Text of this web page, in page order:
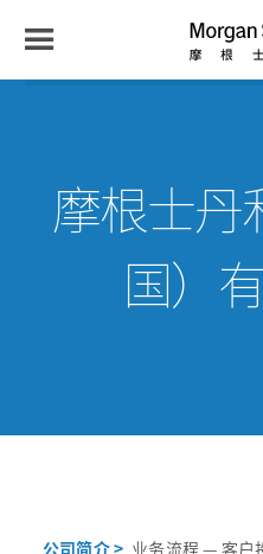
摩根士丹
国）
公司简介 > 业务流程 — 客户